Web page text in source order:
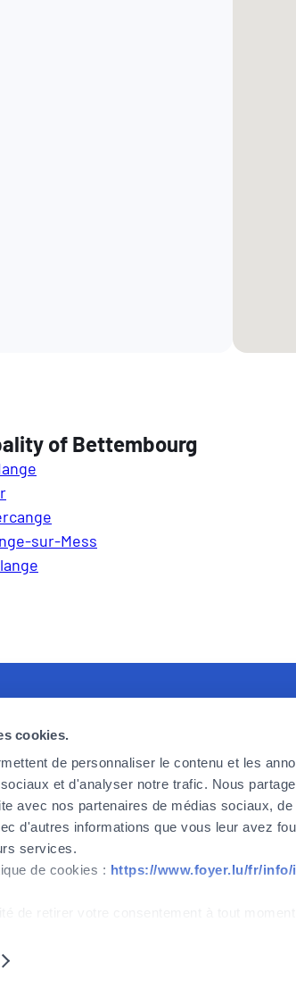
cookies.
de personnaliser le contenu et les
et d'analyser notre trafic. Nous
avec nos partenaires de médias sociaux,
d'autres informations que vous leur avez
services.
de cookies : https://www.foyer.lu/fr/
of Bettembourg
sur-Mess
are looking for committed, effective and
employees, ready to take up the
we face today and tomorrow. If
to be part of the adventure, then
delay.
12, rue
L-3372